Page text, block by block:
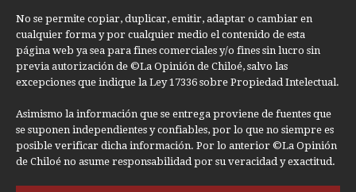
No se permite copiar, duplicar, emitir, adaptar o cambiar en
cualquier forma y por cualquier medio el contenido de esta
página web ya sea para fines comerciales y/o fines sin lucro sin
previa autorización de ©La Opinión de Chiloé, salvo las
excepciones que indique la Ley 17336 sobre Propiedad Intelectual.
Asimismo la información que se entrega proviene de fuentes que
se suponen independientes y confiables, por lo que no siempre es
posible verificar dicha información. Por lo anterior ©La Opinión
de Chiloé no asume responsabilidad por su veracidad y exactitud.